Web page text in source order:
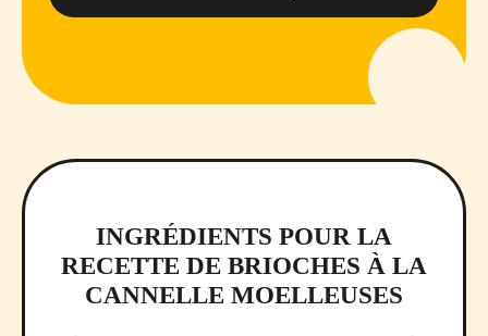
INGRÉDIENTS POUR LA
RECETTE DE BRIOCHES À LA
CANNELLE MOELLEUSES